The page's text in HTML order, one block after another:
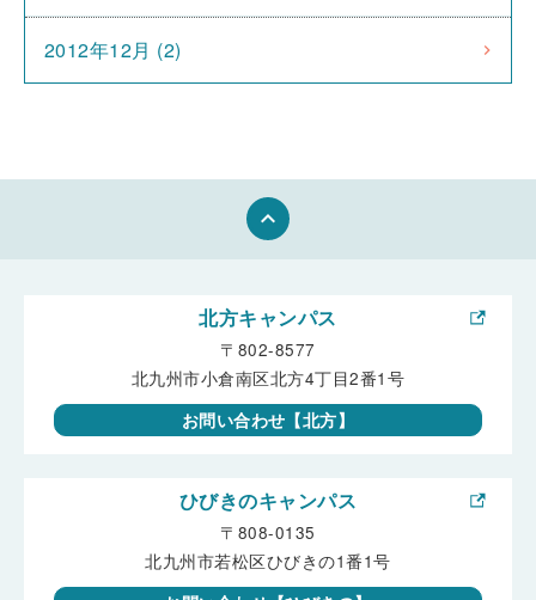
2012年12月 (2)
keyboard_arrow_up
北方キャンパス
〒802-8577
北九州市小倉南区北方4丁目2番1号
お問い合わせ【北方】
ひびきのキャンパス
〒808-0135
北九州市若松区ひびきの1番1号